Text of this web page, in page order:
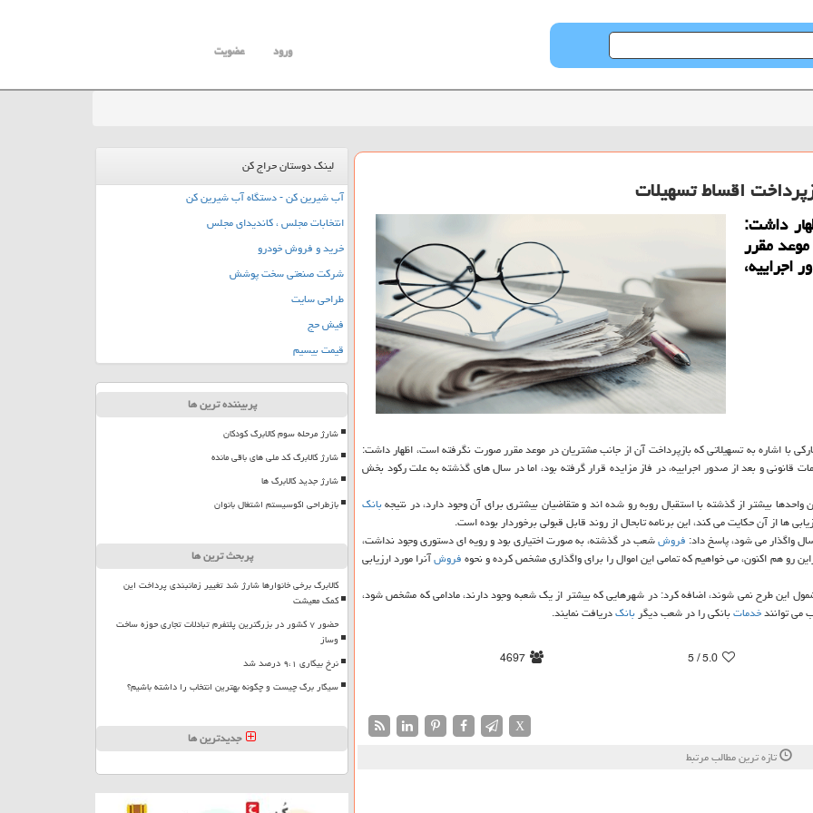
ورود عضویت
اقساط تسهیلات
داشت:
مقرر
اجراییه،
با اشاره به تسهیلاتی كه بازپرداخت آن از جانب مشتریان در موعد مقرر صورت نگرفته است، اظهار داشت:
قانونی و بعد از صدور اجراییه، در فاز مزایده قرار گرفته بود، اما در سال های گذشته به علت ركود بخش
بیشتر از گذشته با استقبال روبه رو شده اند و متقاضیان بیشتری برای آن وجود دارد، در نتیجهبانك
ها از آن حكایت می كند، این برنامه تابحال از روند قابل قبولی برخوردار بوده است.
واگذار می شود، پاسخ داد: فروششعب در گذشته، به صورت اختیاری بود و رویه ای دستوری وجود نداشت،
رو هم اكنون، می خواهیم كه تمامی این اموال را برای واگذاری مشخص كرده و نحوهفروشآنرا مورد ارزیابی
این طرح نمی شوند، اضافه كرد: در شهرهایی كه بیشتر از یك شعبه وجود دارند، مادامی كه مشخص شود،
می توانندخدماتبانكی را در شعب دیگربانكدریافت نمایند.
5.0
/ 5
4697
X
تازه ترین مطالب مرتبط
لینک دوستان حراج کن
آب شیرین کن - دستگاه آب شیرین کن
انتخابات مجلس ، کاندیدای مجلس
خرید و فروش خودرو
شرکت صنعتی سخت پوشش
طراحی سایت
فیش حج
قیمت بیسیم
پربیننده ترین ها
شارژ مرحله سوم کالابرگ کودکان
شارژ کالابرگ کد ملی های باقی مانده
شارژ جدید کالابرگ ها
بازطراحی اکوسیستم اشتغال بانوان
پربحث ترین ها
کالابرگ برخی خانوارها شارژ شد تغییر زمانبندی پرداخت این
کمک معیشت
حضور ۷ کشور در بزرگترین پلتفرم تبادلات تجاری حوزه ساخت
وساز
نرخ بیکاری ۹،۱ درصد شد
سیگار برگ چیست و چگونه بهترین انتخاب را داشته باشیم؟
جدیدترین ها